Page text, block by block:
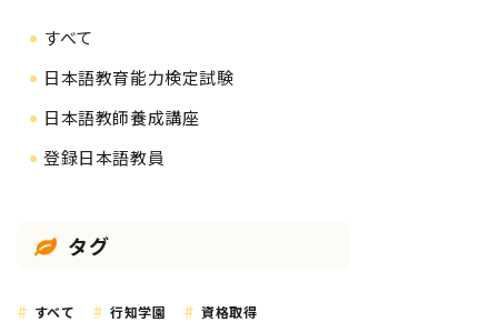
すべて
日本語教育能力検定試験
日本語教師養成講座
登録日本語教員
タグ
すべて 行知学園 資格取得